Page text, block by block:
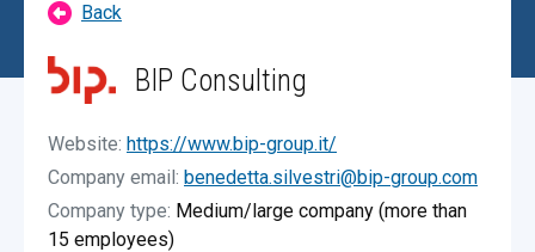
Back
BIP Consulting
Website: https://www.bip-group.it/
Company email: benedetta.silvestri@bip-group.com
Company type: Medium/large company (more than
15 employees)